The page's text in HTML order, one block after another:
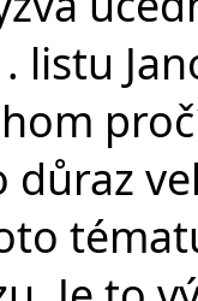
listu